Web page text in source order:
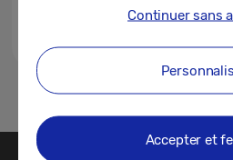
1
Continuer sans
Accepter et